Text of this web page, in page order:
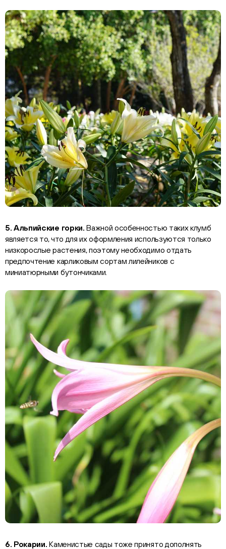
5. Альпийские горки. Важной особенностью таких клумб
является то, что для их оформления используются только
низкорослые растения, поэтому необходимо отдать
предпочтение карликовым сортам лилейников с
миниатюрными бутончиками.
6. Рокарии. Каменистые сады тоже принято дополнять